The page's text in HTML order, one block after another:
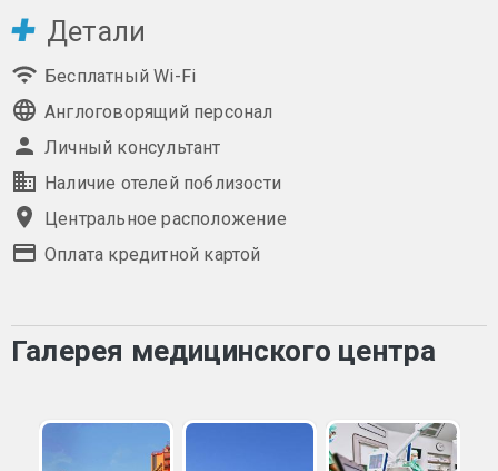
Детали
Бесплатный Wi-Fi
Англоговорящий персонал
Личный консультант
Наличие отелей поблизости
Центральное расположение
Оплата кредитной картой
Галерея медицинского центра